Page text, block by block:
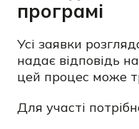
програмі
Усі заявки
надає відповідь
цей процес може
Для участі